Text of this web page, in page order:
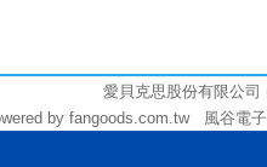
愛貝克思股份有限公
fangoods.com.tw 風谷電子商